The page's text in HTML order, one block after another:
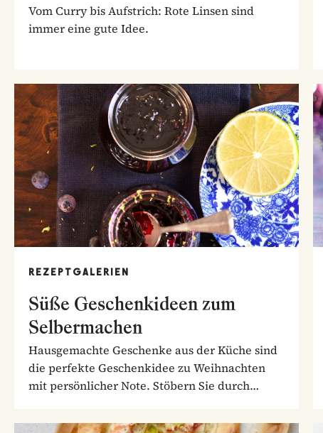
Vom Curry bis Aufstrich: Rote Linsen sind
immer eine gute Idee.
REZEPTGALERIEN
Süße Geschenkideen zum
Selbermachen
Hausgemachte Geschenke aus der Küche sind
die perfekte Geschenkidee zu Weihnachten
mit persönlicher Note. Stöbern Sie durch